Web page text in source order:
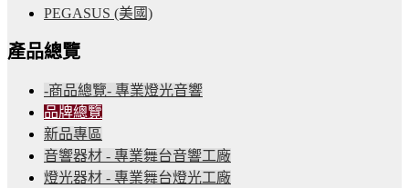
PEGASUS (美國)
產品總覽
-商品總覽- 專業燈光音響
品牌總覽
新品專區
音響器材 - 專業舞台音響工廠
燈光器材 - 專業舞台燈光工廠